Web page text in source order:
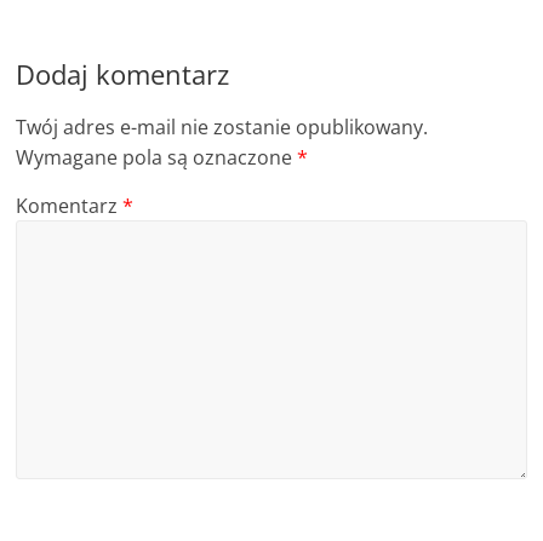
Dodaj komentarz
Twój adres e-mail nie zostanie opublikowany.
Wymagane pola są oznaczone*
Komentarz*